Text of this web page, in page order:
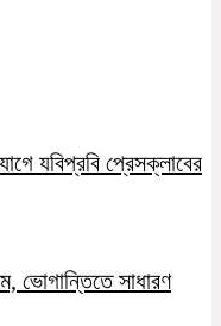
যবিপ্রবি প্রেসক্লাবের
ভোগান্তিতে সাধারণ